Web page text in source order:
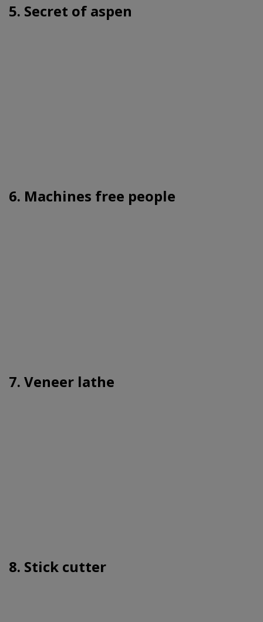
5. Secret of aspen
6. Machines free people
7. Veneer lathe
8. Stick cutter